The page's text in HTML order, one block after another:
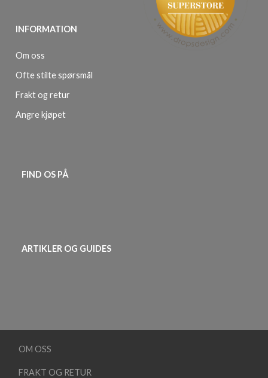
INFORMATION
Om oss
Ofte stilte spørsmål
Frakt og retur
Angre kjøpet
FIND OS PÅ
ARTIKLER OG GUIDES
OM OSS
FRAKT OG RETUR